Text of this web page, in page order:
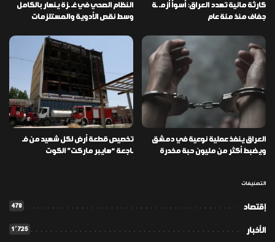
كارثة مائية تهدد العراق: أسوأ أزمـ ـة
جفاف منذ مئة عام
النظام الصحي في غـ ـزة ينهار بالكامل
وسط نقص الأدوية والمستلزمات
العراق ينفذ عملية نوعية في دمشق
ويضبط أكثر من مليون حبة مخدرة
تخصيص قطعة أرض لكل شهيد من فـ
ـاجعة “هايبر ماركت” الكوت
التصنيفات
إقتصاد 478
الأخبار 1٬725